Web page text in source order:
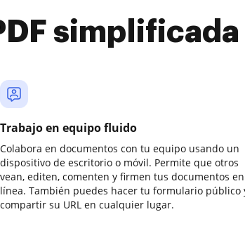
Trabajo en equipo fluido
Colabora en documentos con tu equipo usando un
dispositivo de escritorio o móvil. Permite que otros
vean, editen, comenten y firmen tus documentos en
línea. También puedes hacer tu formulario público
compartir su URL en cualquier lugar.